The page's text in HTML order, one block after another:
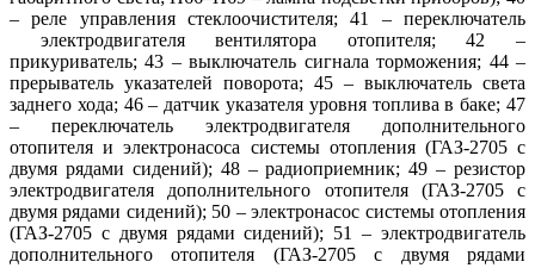
– реле управления стеклоочистителя; 41 – переключатель
электродвигателя вентилятора отопителя; 42 –
прикуриватель; 43 – выключатель сигнала торможения; 44 –
прерыватель указателей поворота; 45 – выключатель света
заднего хода; 46 – датчик указателя уровня топлива в баке; 47
– переключатель электродвигателя дополнительного
отопителя и электронасоса системы отопления (ГАЗ-2705 с
двумя рядами сидений); 48 – радиоприемник; 49 – резистор
электродвигателя дополнительного отопителя (ГАЗ-2705 с
двумя рядами сидений); 50 – электронасос системы отопления
(ГАЗ-2705 с двумя рядами сидений); 51 – электродвигатель
дополнительного отопителя (ГАЗ-2705 с двумя рядами